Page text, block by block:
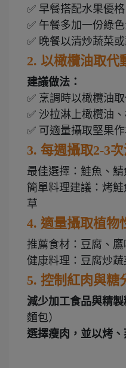
✅ 早餐搭配水果優格
✅ 午餐多加一份綠
✅ 晚餐以清炒蔬菜
2. 以橄欖油取代
建議做法：
✅ 烹調時以橄欖油
✅ 沙拉淋上橄欖油
✅ 可適量攝取堅果
3. 每週攝取2-3
最佳選擇：鮭魚、
簡單料理建議：烤
草
4. 適量攝取植物
推薦食材：豆腐、
健康料理：豆腐炒
5. 控制紅肉與糖
減少加工食品與精製
麵包）
選擇瘦肉，並以烤